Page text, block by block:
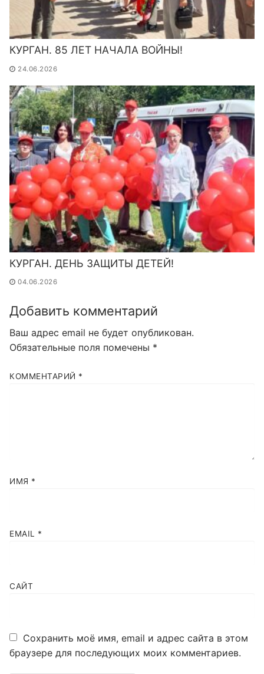
КУРГАН. 85 ЛЕТ НАЧАЛА ВОЙНЫ!
24.06.2026
КУРГАН. ДЕНЬ ЗАЩИТЫ ДЕТЕЙ!
04.06.2026
Добавить комментарий
Ваш адрес email не будет опубликован.
Обязательные поля помечены *
КОММЕНТАРИЙ *
ИМЯ *
EMAIL *
САЙТ
Сохранить моё имя, email и адрес сайта в этом
браузере для последующих моих комментариев.